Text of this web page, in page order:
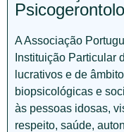
A Associação
Instituição Particular
lucrativos e de
biopsicológicas e
às pessoas idosas,
respeito, saúde,